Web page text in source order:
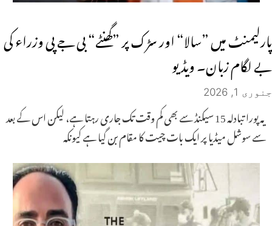
پارلیمنٹ میں ”سالا“ اور سڑک پر ”گھنٹے“ بی جے پی وزراء کی
بے لگام زبان۔ ویڈیو
جنوری 1, 2026
یہ پورا تبادلہ 15 سیکنڈ سے بھی کم وقت تک جاری رہتا ہے، لیکن اس کے بعد
سے سوشل میڈیا پر ایک بات چیت کا مقام بن گیا ہے کیونکہ